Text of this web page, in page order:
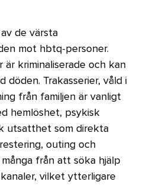
de värsta
mot hbtq-personer.
är kriminaliserade och kan
döden. Trakasserier, våld i
från familjen är vanligt
hemlöshet, psykisk
utsatthet som direkta
outing och
från att söka hjälp
vilket ytterligare